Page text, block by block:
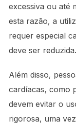
excessiva ou até
esta razão, a
requer especial
deve ser reduzida.
Além disso,
cardíacas, como
devem evitar o
rigorosa, uma